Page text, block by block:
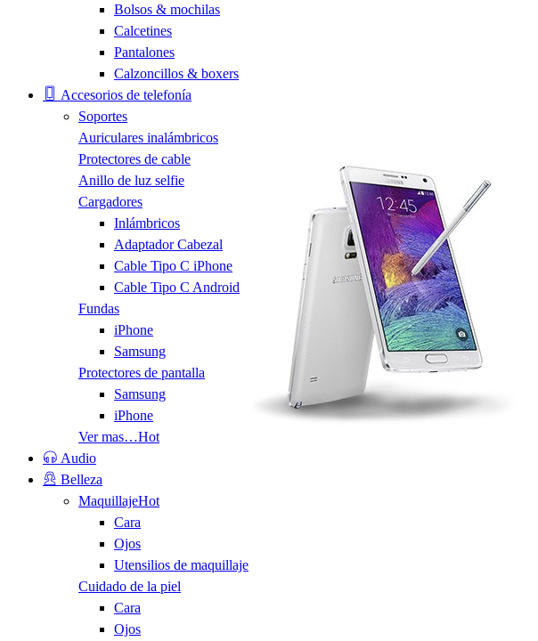
Bolsos & mochilas
Calcetines
Pantalones
Calzoncillos & boxers
Accesorios de telefonía
Soportes
Auriculares inalámbricos
Protectores de cable
Anillo de luz selfie
Cargadores
Inlámbricos
Adaptador Cabezal
Cable Tipo C iPhone
Cable Tipo C Android
Fundas
iPhone
Samsung
Protectores de pantalla
Samsung
iPhone
Ver mas…Hot
Audio
Belleza
MaquillajeHot
Cara
Ojos
Utensilios de maquillaje
Cuidado de la piel
Cara
Ojos